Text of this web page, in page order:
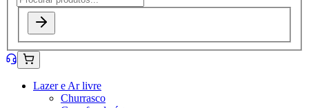
Lazer e Ar livre
Churrasco